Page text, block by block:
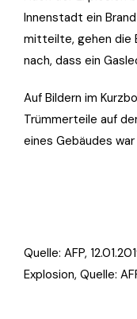
Innenstadt ein
mitteilte, gehen die
nach, dass ein
Auf Bildern im
Trümmerteile auf
eines Gebäudes
Quelle: AFP,
Explosion, Quelle: